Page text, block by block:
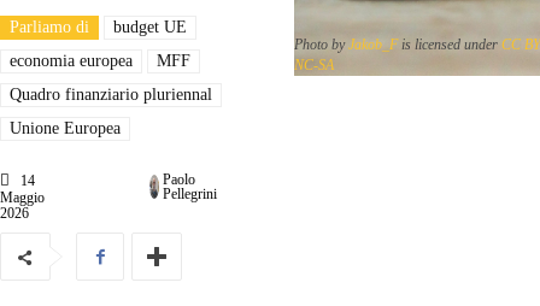
Parliamo di
budget UE
economia europea
MFF
Quadro finanziario pluriennal
Unione Europea
14
Maggio
2026
Paolo
Pellegrini
Photo byJakob_Fis licensed under CC
NC-SA